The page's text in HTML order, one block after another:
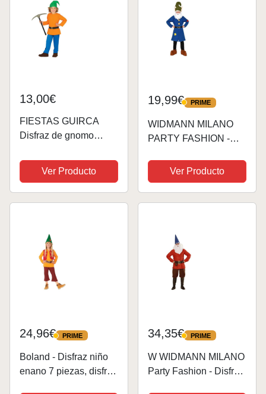
13,00€
FIESTAS GUIRCA
Disfraz de gnomo
Nieve
Ver Producto
19,99€ PRIME
PRIME
WIDMANN MILANO
PARTY FASHION -
enano, gnomo, gnomo,
cuento de hadas,
disfraces
Ver Producto
24,96€ PRIME
PRIME
Boland - Disfraz niño
enano 7 piezas, disfraz
34,35€ PRIME
PRIME
W WIDMANN MILANO
Party Fashion - Disfraz